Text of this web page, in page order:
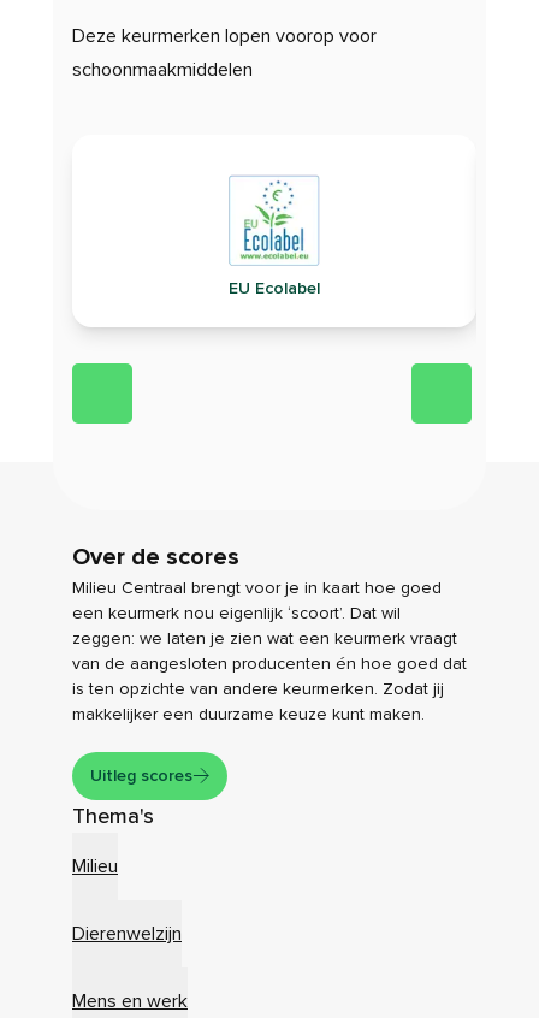
Deze keurmerken lopen voorop voor
schoonmaakmiddelen
EU Ecolabel
Over de scores
Milieu Centraal brengt voor je in kaart hoe goed
een keurmerk nou eigenlijk ‘scoort’. Dat wil
zeggen: we laten je zien wat een keurmerk vraagt
van de aangesloten producenten én hoe goed dat
is ten opzichte van andere keurmerken. Zodat jij
makkelijker een duurzame keuze kunt maken.
Uitleg scores
Thema's
Milieu
Dierenwelzijn
Mens en werk